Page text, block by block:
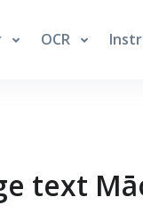
OCR
text